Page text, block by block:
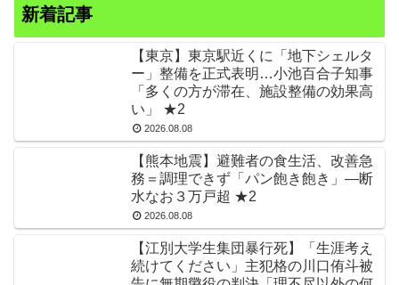
新着記事
【東京】東京駅近くに「地下シェルタ
ー」整備を正式表明…小池百合子知事
「多くの方が滞在、施設整備の効果高
い」 ★2
2026.08.08
【熊本地震】避難者の食生活、改善急
務＝調理できず「パン飽き飽き」―断
水なお３万戸超 ★2
2026.08.08
【江別大学生集団暴行死】「生涯考え
続けてください」主犯格の川口侑斗被